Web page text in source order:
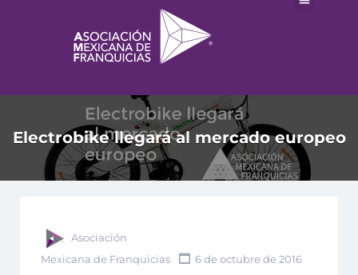
Electrobike llegará al mercado europeo
Asociación
Mexicana de Franquicias
6 de octubre de 2016